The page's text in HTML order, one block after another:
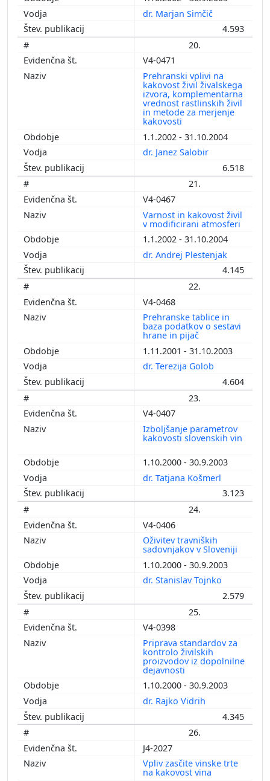
dr. Marjan Simčič
4.593
20.
V4-0471
Prehranski vplivi na
kakovost živil živalskega
izvora, komplementarna
vrednost rastlinskih živil
in metode za merjenje
kakovosti
1.1.2002 - 31.10.2004
dr. Janez Salobir
6.518
21.
V4-0467
Varnost in kakovost živil
v modificirani atmosferi
1.1.2002 - 31.10.2004
dr. Andrej Plestenjak
4.145
22.
V4-0468
Prehranske tablice in
baza podatkov o sestavi
hrane in pijač
1.11.2001 - 31.10.2003
dr. Terezija Golob
4.604
23.
V4-0407
Izboljšanje parametrov
kakovosti slovenskih vin
1.10.2000 - 30.9.2003
dr. Tatjana Košmerl
3.123
24.
V4-0406
Oživitev travniških
sadovnjakov v Sloveniji
1.10.2000 - 30.9.2003
dr. Stanislav Tojnko
2.579
25.
V4-0398
Priprava standardov za
kontrolo živilskih
proizvodov iz dopolnilne
dejavnosti
1.10.2000 - 30.9.2003
dr. Rajko Vidrih
4.345
26.
J4-2027
Vpliv zasčite vinske trte
na kakovost vina